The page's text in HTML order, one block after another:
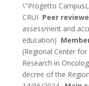
\"Progetto
CRUI Peer
assessment and
education)
(Regional Center
Research in
decree of the